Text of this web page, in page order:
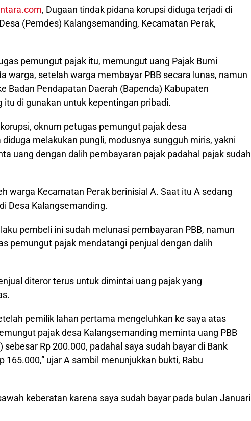
, Dugaan tindak pidana korupsi diduga terjadi di
(Pemdes) Kalangsemanding, Kecamatan Perak,
pemungut pajak itu, memungut uang Pajak Bumi
warga, setelah warga membayar PBB secara lunas, namun
Badan Pendapatan Daerah (Bapenda) Kabupaten
itu di gunakan untuk kepentingan pribadi.
oknum petugas pemungut pajak desa
melakukan pungli, modusnya sungguh miris, yakni
uang dengan dalih pembayaran pajak padahal pajak sudah
warga Kecamatan Perak berinisial A. Saat itu A sedang
Desa Kalangsemanding.
pembeli ini sudah melunasi pembayaran PBB, namun
pemungut pajak mendatangi penjual dengan dalih
diteror terus untuk dimintai uang pajak yang
pemilik lahan pertama mengeluhkan ke saya atas
pajak desa Kalangsemanding meminta uang PBB
sebesar Rp 200.000, padahal saya sudah bayar di Bank
165.000,” ujar A sambil menunjukkan bukti, Rabu
keberatan karena saya sudah bayar pada bulan Januari